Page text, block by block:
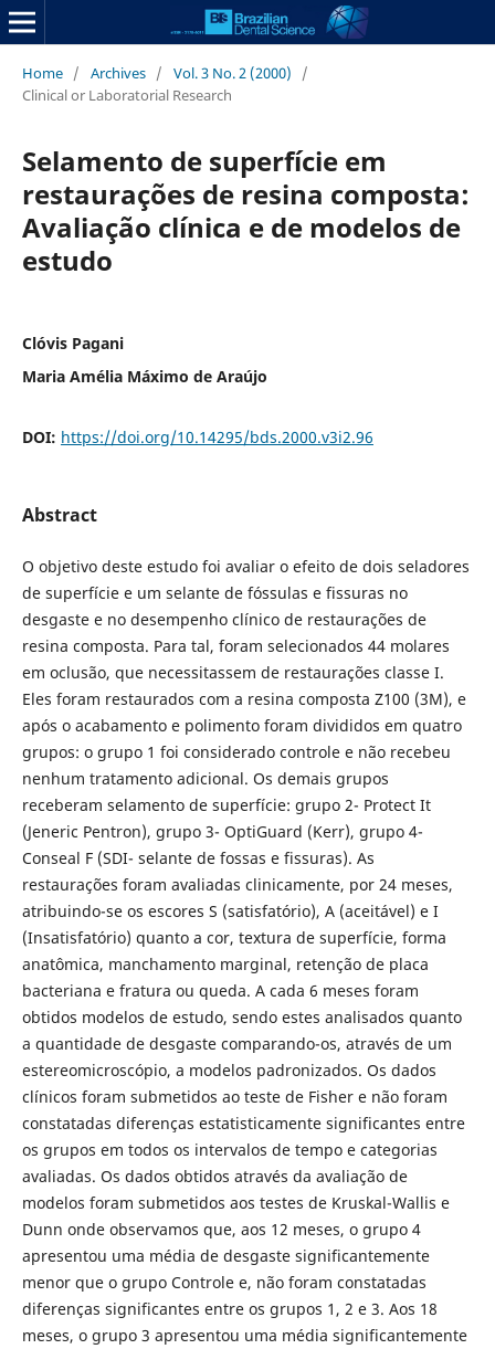
Home / Archives / Vol. 3 No. 2 (2000)
/
Clinical or Laboratorial Research
Selamento de superfície em
restaurações de resina composta:
Avaliação clínica e de modelos de
estudo
Clóvis Pagani
Maria Amélia Máximo de Araújo
DOI: https://doi.org/10.14295/bds.2000.v3i2.96
Abstract
O objetivo deste estudo foi avaliar o efeito de dois seladores
de superfície e um selante de fóssulas e fissuras no
desgaste e no desempenho clínico de restaurações de
resina composta. Para tal, foram selecionados 44 molares
em oclusão, que necessitassem de restaurações classe I.
Eles foram restaurados com a resina composta Z100 (3M), e
após o acabamento e polimento foram divididos em quatro
grupos: o grupo 1 foi considerado controle e não recebeu
nenhum tratamento adicional. Os demais grupos
receberam selamento de superfície: grupo 2- Protect It
(Jeneric Pentron), grupo 3- OptiGuard (Kerr), grupo 4-
Conseal F (SDI- selante de fossas e fissuras). As
restaurações foram avaliadas clinicamente, por 24 meses,
atribuindo-se os escores S (satisfatório), A (aceitável) e I
(Insatisfatório) quanto a cor, textura de superfície, forma
anatômica, manchamento marginal, retenção de placa
bacteriana e fratura ou queda. A cada 6 meses foram
obtidos modelos de estudo, sendo estes analisados quanto
a quantidade de desgaste comparando-os, através de um
estereomicroscópio, a modelos padronizados. Os dados
clínicos foram submetidos ao teste de Fisher e não foram
constatadas diferenças estatisticamente significantes entre
os grupos em todos os intervalos de tempo e categorias
avaliadas. Os dados obtidos através da avaliação de
modelos foram submetidos aos testes de Kruskal-Wallis e
Dunn onde observamos que, aos 12 meses, o grupo 4
apresentou uma média de desgaste significantemente
menor que o grupo Controle e, não foram constatadas
diferenças significantes entre os grupos 1, 2 e 3. Aos 18
meses, o grupo 3 apresentou uma média significantemente